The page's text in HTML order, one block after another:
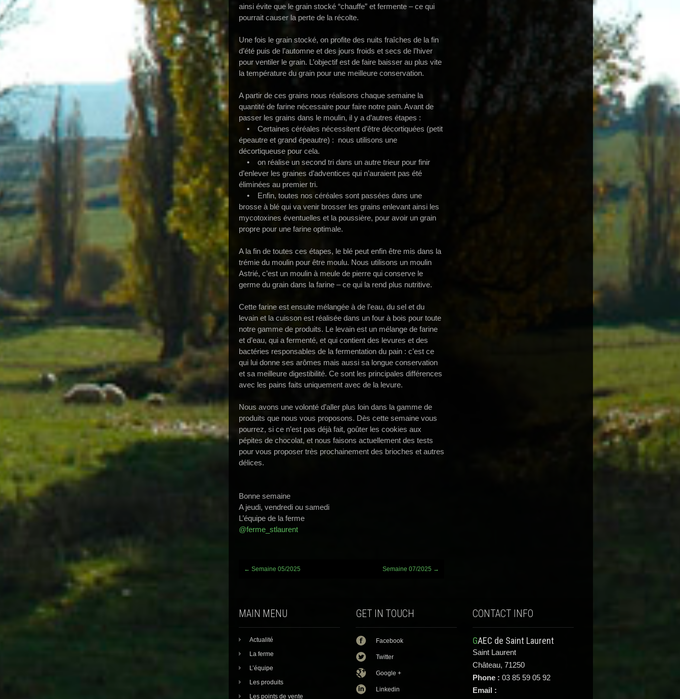
ainsi évite que le grain stocké “chauffe” et fermente – ce qui
pourrait causer la perte de la récolte.
Une fois le grain stocké, on profite des nuits fraîches de la fin
d’été puis de l’automne et des jours froids et secs de l’hiver
pour ventiler le grain. L’objectif est de faire baisser au plus vite
la température du grain pour une meilleure conservation.
A partir de ces grains nous réalisons chaque semaine la
quantité de farine nécessaire pour faire notre pain. Avant de
passer les grains dans le moulin, il y a d’autres étapes :
• Certaines céréales nécessitent d’être décortiquées (petit
épeautre et grand épeautre) : nous utilisons une
décortiqueuse pour cela.
• on réalise un second tri dans un autre trieur pour finir
d’enlever les graines d’adventices qui n’auraient pas été
éliminées au premier tri.
• Enfin, toutes nos céréales sont passées dans une
brosse à blé qui va venir brosser les grains enlevant ainsi les
mycotoxines éventuelles et la poussière, pour avoir un grain
propre pour une farine optimale.
A la fin de toutes ces étapes, le blé peut enfin être mis dans la
trémie du moulin pour être moulu. Nous utilisons un moulin
Astrié, c’est un moulin à meule de pierre qui conserve le
germe du grain dans la farine – ce qui la rend plus nutritive.
Cette farine est ensuite mélangée à de l’eau, du sel et du
levain et la cuisson est réalisée dans un four à bois pour toute
notre gamme de produits. Le levain est un mélange de farine
et d’eau, qui a fermenté, et qui contient des levures et des
bactéries responsables de la fermentation du pain : c’est ce
qui lui donne ses arômes mais aussi sa longue conservation
et sa meilleure digestibilité. Ce sont les principales différences
avec les pains faits uniquement avec de la levure.
Nous avons une volonté d’aller plus loin dans la gamme de
produits que nous vous proposons. Dès cette semaine vous
pourrez, si ce n’est pas déjà fait, goûter les cookies aux
pépites de chocolat, et nous faisons actuellement des tests
pour vous proposer très prochainement des brioches et autres
délices.
Bonne semaine
A jeudi, vendredi ou samedi
L’équipe de la ferme
@ferme_stlaurent
Post
← Semaine 05/2025 Semaine 07/2025 →
MAIN MENU
Actualité
La ferme
L’équipe
Les produits
Les points de vente
GET IN TOUCH
Facebook
Twitter
Google +
Linkedin
CONTACT INFO
GAEC de Saint Laurent
Saint Laurent
Château, 71250
Phone : 03 85 59 05 92
Email :